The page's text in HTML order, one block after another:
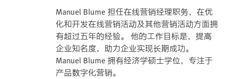
Manuel Blume 担任在线营销经理职务，在优
化和开发在线营销活动及其他营销活动方面拥
有超过五年的经验。 他的工作目标是，提高
企业知名度，助力企业实现长期成功。
Manuel Blume 拥有经济学硕士学位，专注于
产品数字化营销。